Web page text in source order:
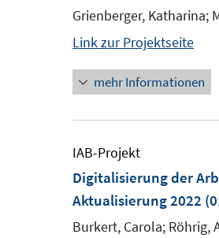
Grienberger, Katharina;
Link zur Projektseite
mehr Informationen
IAB-Projekt
Digitalisierung der
Aktualisierung 2022
Burkert, Carola; Röhrig,